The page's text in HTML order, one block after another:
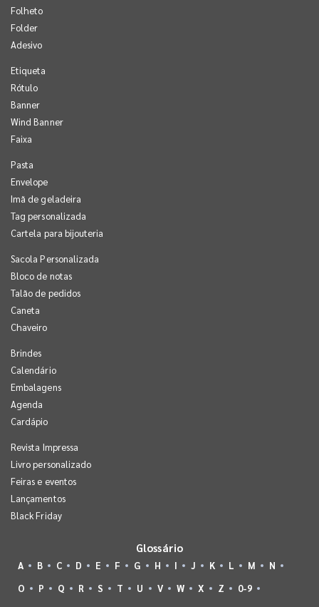
Folheto
Folder
Adesivo
Etiqueta
Rótulo
Banner
Wind Banner
Faixa
Pasta
Envelope
Imã de geladeira
Tag personalizada
Cartela para bijouteria
Sacola Personalizada
Bloco de notas
Talão de pedidos
Caneta
Chaveiro
Brindes
Calendário
Embalagens
Agenda
Cardápio
Revista Impressa
Livro personalizado
Feiras e eventos
Lançamentos
Black Friday
Glossário
A B C D E F G H I J K L M
N
O
P Q R S T U V W X Z 0-9